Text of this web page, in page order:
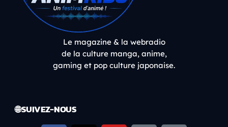
Le magazine & la webradio
de la culture manga, anime,
gaming et pop culture japonaise.
🌐 SUIVEZ-NOUS